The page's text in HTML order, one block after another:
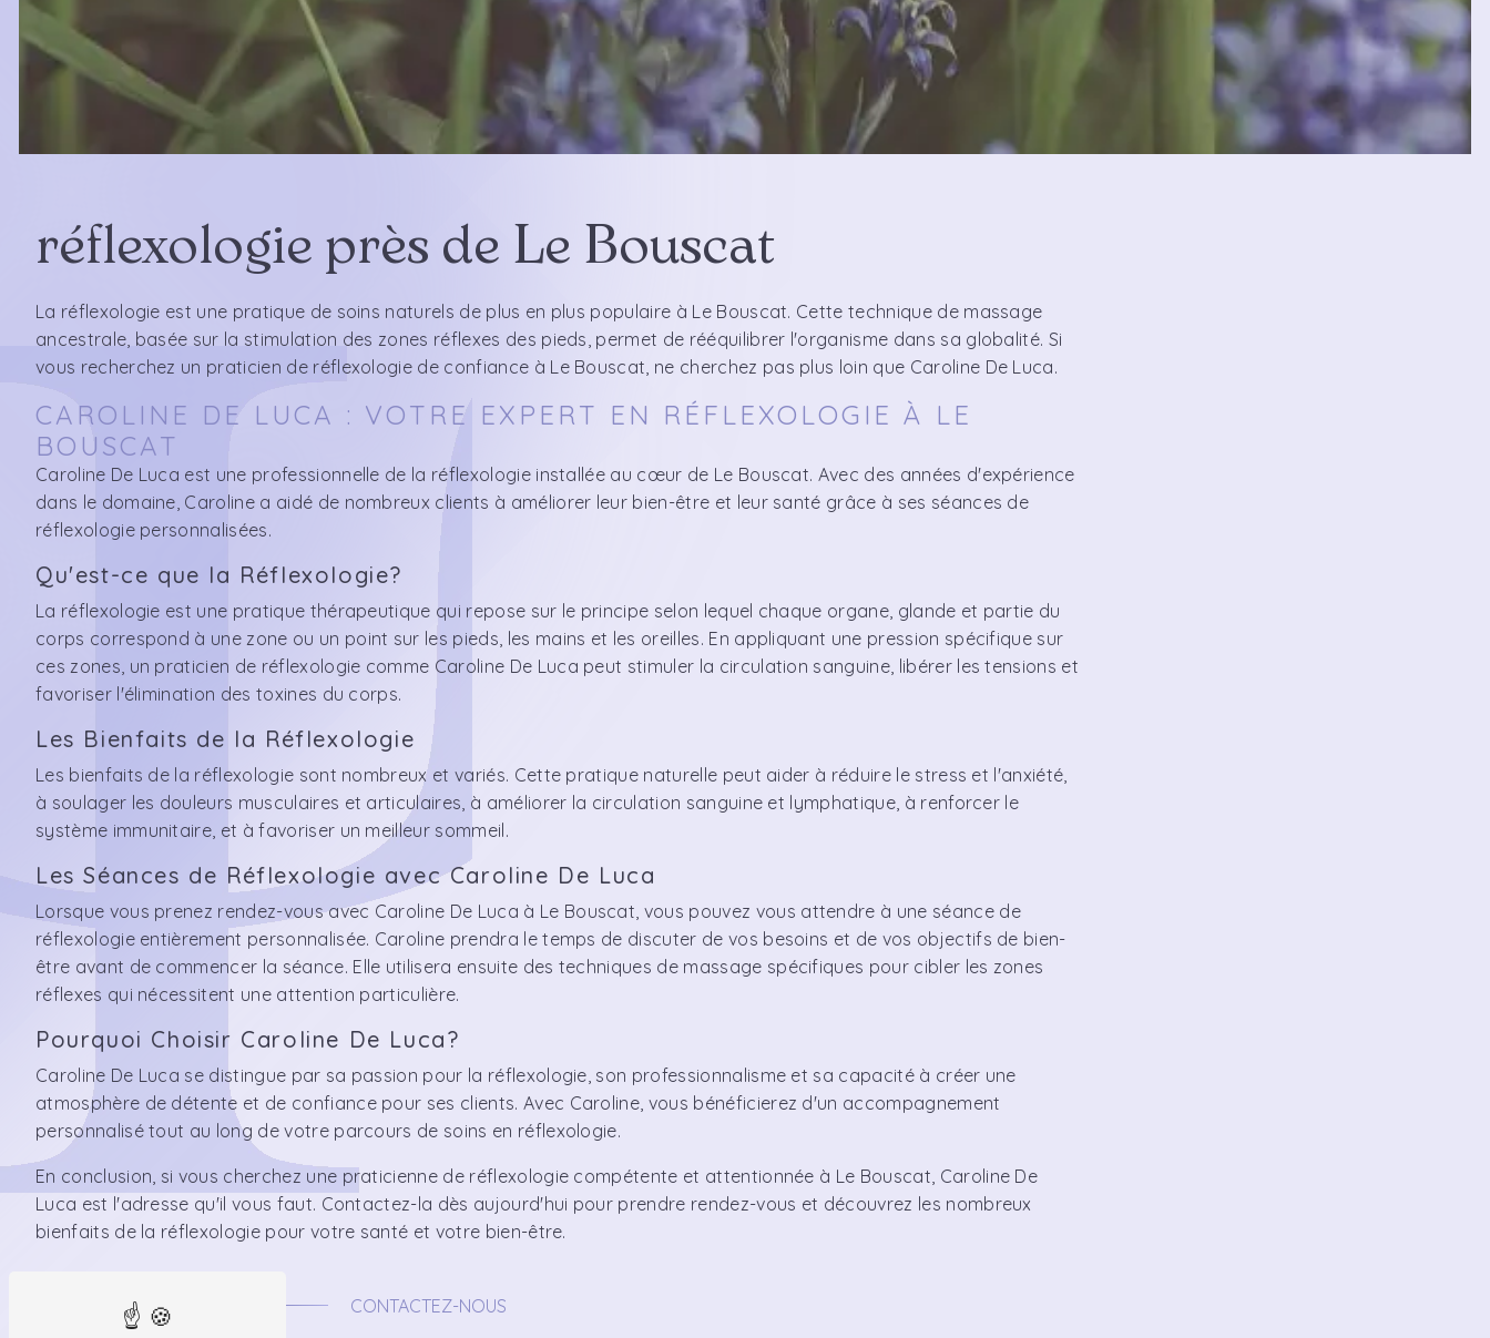
réflexologie près de Le Bouscat
La réflexologie est une pratique de soins naturels de plus en plus populaire à Le Bouscat. Cette technique de massage
ancestrale, basée sur la stimulation des zones réflexes des pieds, permet de rééquilibrer l'organisme dans sa globalité. Si
vous recherchez un praticien de réflexologie de confiance à Le Bouscat, ne cherchez pas plus loin que Caroline De Luca.
CAROLINE DE LUCA : VOTRE EXPERT EN RÉFLEXOLOGIE À LE
BOUSCAT
Caroline De Luca est une professionnelle de la réflexologie installée au cœur de Le Bouscat. Avec des années d'expérience
dans le domaine, Caroline a aidé de nombreux clients à améliorer leur bien-être et leur santé grâce à ses séances de
réflexologie personnalisées.
Qu'est-ce que la Réflexologie?
La réflexologie est une pratique thérapeutique qui repose sur le principe selon lequel chaque organe, glande et partie du
corps correspond à une zone ou un point sur les pieds, les mains et les oreilles. En appliquant une pression spécifique sur
ces zones, un praticien de réflexologie comme Caroline De Luca peut stimuler la circulation sanguine, libérer les tensions et
favoriser l'élimination des toxines du corps.
Les Bienfaits de la Réflexologie
Les bienfaits de la réflexologie sont nombreux et variés. Cette pratique naturelle peut aider à réduire le stress et l'anxiété,
à soulager les douleurs musculaires et articulaires, à améliorer la circulation sanguine et lymphatique, à renforcer le
système immunitaire, et à favoriser un meilleur sommeil.
Les Séances de Réflexologie avec Caroline De Luca
Lorsque vous prenez rendez-vous avec Caroline De Luca à Le Bouscat, vous pouvez vous attendre à une séance de
réflexologie entièrement personnalisée. Caroline prendra le temps de discuter de vos besoins et de vos objectifs de bien-
être avant de commencer la séance. Elle utilisera ensuite des techniques de massage spécifiques pour cibler les zones
réflexes qui nécessitent une attention particulière.
Pourquoi Choisir Caroline De Luca?
Caroline De Luca se distingue par sa passion pour la réflexologie, son professionnalisme et sa capacité à créer une
atmosphère de détente et de confiance pour ses clients. Avec Caroline, vous bénéficierez d'un accompagnement
personnalisé tout au long de votre parcours de soins en réflexologie.
En conclusion, si vous cherchez une praticienne de réflexologie compétente et attentionnée à Le Bouscat, Caroline De
Luca est l'adresse qu'il vous faut. Contactez-la dès aujourd'hui pour prendre rendez-vous et découvrez les nombreux
bienfaits de la réflexologie pour votre santé et votre bien-être.
EN SAVOIR PLUS CONTACTEZ-NOUS